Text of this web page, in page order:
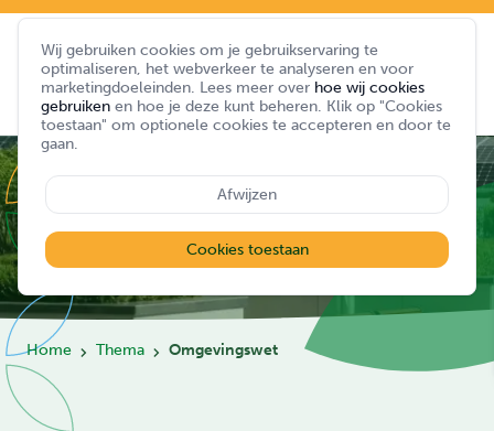
Home Thema Omgevingswet
Wij gebruiken cookies om je gebruikservaring te
optimaliseren, het webverkeer te analyseren en voor
marketingdoeleinden. Lees meer over hoe wij cookies
gebruiken en hoe je deze kunt beheren. Klik op "Cookies
toestaan" om optionele cookies te accepteren en door te
gaan.
Afwijzen
Cookies toestaan